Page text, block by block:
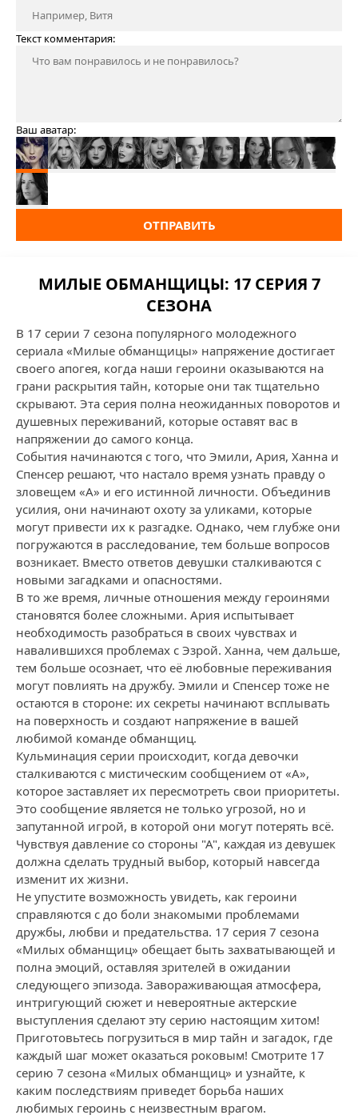
Текст комментария:
Ваш аватар:
ОТПРАВИТЬ
МИЛЫЕ ОБМАНЩИЦЫ: 17 СЕРИЯ 7
СЕЗОНА
В 17 серии 7 сезона популярного молодежного
сериала «Милые обманщицы» напряжение достигает
своего апогея, когда наши героини оказываются на
грани раскрытия тайн, которые они так тщательно
скрывают. Эта серия полна неожиданных поворотов и
душевных переживаний, которые оставят вас в
напряжении до самого конца.
События начинаются с того, что Эмили, Ария, Ханна и
Спенсер решают, что настало время узнать правду о
зловещем «А» и его истинной личности. Объединив
усилия, они начинают охоту за уликами, которые
могут привести их к разгадке. Однако, чем глубже они
погружаются в расследование, тем больше вопросов
возникает. Вместо ответов девушки сталкиваются с
новыми загадками и опасностями.
В то же время, личные отношения между героинями
становятся более сложными. Ария испытывает
необходимость разобраться в своих чувствах и
навалившихся проблемах с Эзрой. Ханна, чем дальше,
тем больше осознает, что её любовные переживания
могут повлиять на дружбу. Эмили и Спенсер тоже не
остаются в стороне: их секреты начинают всплывать
на поверхность и создают напряжение в вашей
любимой команде обманщиц.
Кульминация серии происходит, когда девочки
сталкиваются с мистическим сообщением от «А»,
которое заставляет их пересмотреть свои приоритеты.
Это сообщение является не только угрозой, но и
запутанной игрой, в которой они могут потерять всё.
Чувствуя давление со стороны "А", каждая из девушек
должна сделать трудный выбор, который навсегда
изменит их жизни.
Не упустите возможность увидеть, как героини
справляются с до боли знакомыми проблемами
дружбы, любви и предательства. 17 серия 7 сезона
«Милых обманщиц» обещает быть захватывающей и
полна эмоций, оставляя зрителей в ожидании
следующего эпизода. Завораживающая атмосфера,
интригующий сюжет и невероятные актерские
выступления сделают эту серию настоящим хитом!
Приготовьтесь погрузиться в мир тайн и загадок, где
каждый шаг может оказаться роковым! Смотрите 17
серию 7 сезона «Милых обманщиц» и узнайте, к
каким последствиям приведет борьба наших
любимых героинь с неизвестным врагом.